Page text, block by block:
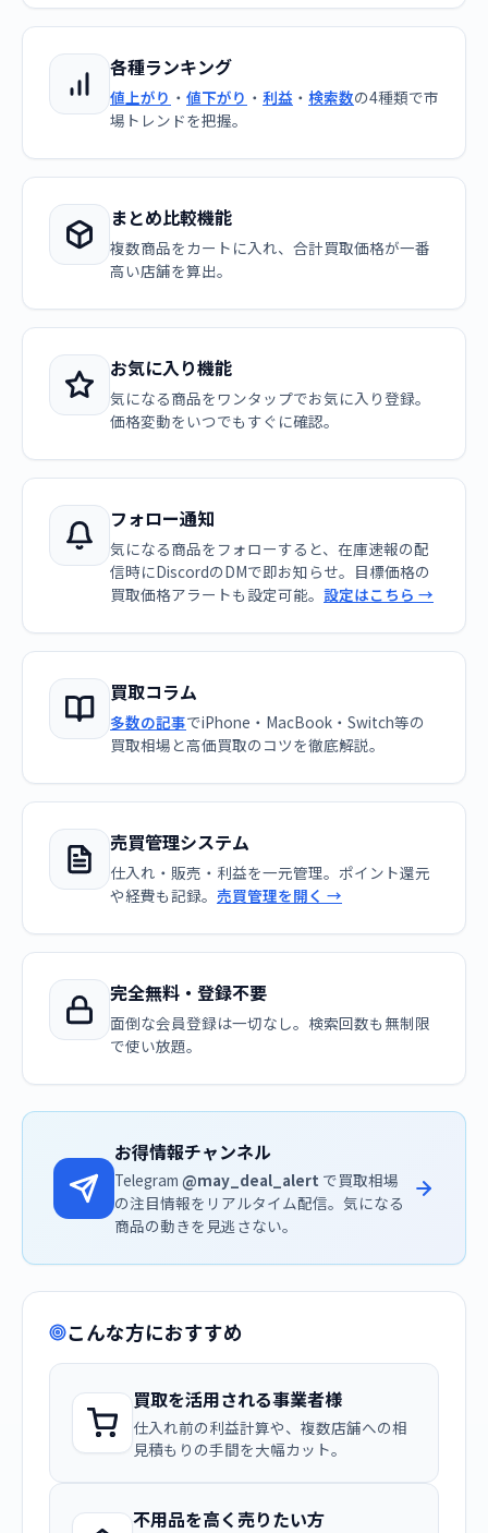
各種ランキング
値上がり ・ 値下がり ・ 利益 ・ 検索数の4種類で市
場トレンドを把握。
まとめ比較機能
複数商品をカートに入れ、合計買取価格が一番
高い店舗を算出。
お気に入り機能
気になる商品をワンタップでお気に入り登録。
価格変動をいつでもすぐに確認。
フォロー通知
気になる商品をフォローすると、在庫速報の配
信時にDiscordのDMで即お知らせ。目標価格の
買取価格アラートも設定可能。 設定はこちら →
買取コラム
多数の記事でiPhone・MacBook・Switch等の
買取相場と高価買取のコツを徹底解説。
売買管理システム
仕入れ・販売・利益を一元管理。ポイント還元
や経費も記録。 売買管理を開く →
完全無料・登録不要
面倒な会員登録は一切なし。検索回数も無制限
で使い放題。
お得情報チャンネル
Telegram @may_deal_alert で買取相場
の注目情報をリアルタイム配信。気になる
商品の動きを見逃さない。
こんな方におすすめ
買取を活用される事業者様
仕入れ前の利益計算や、複数店舗への相
見積もりの手間を大幅カット。
不用品を高く売りたい方